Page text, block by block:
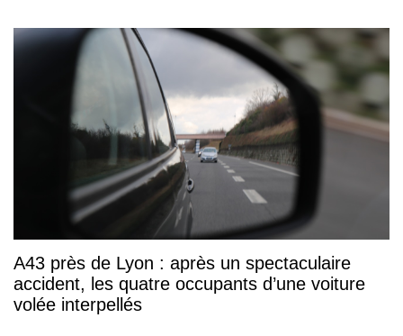
A43 près de Lyon : après un spectaculaire
accident, les quatre occupants d’une voiture
volée interpellés